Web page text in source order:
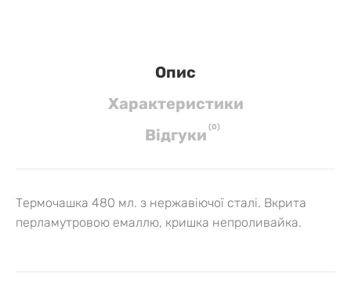
Опис
Характеристики
Вiдгуки (0)
Термочашка 480 мл. з нержавіючої сталі. Вкрита
перламутровою емаллю, кришка непроливайка.